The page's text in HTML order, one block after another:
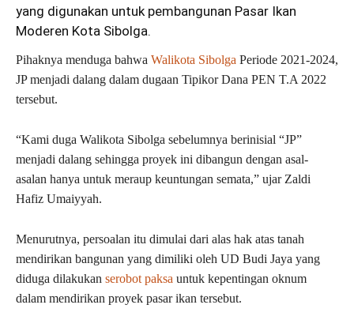
yang digunakan untuk pembangunan Pasar Ikan
Moderen Kota Sibolga.
Pihaknya menduga bahwa Walikota Sibolga Periode 2021-2024,
JP menjadi dalang dalam dugaan Tipikor Dana PEN T.A 2022
tersebut.
“Kami duga Walikota Sibolga sebelumnya berinisial “JP”
menjadi dalang sehingga proyek ini dibangun dengan asal-
asalan hanya untuk meraup keuntungan semata,” ujar Zaldi
Hafiz Umaiyyah.
Menurutnya, persoalan itu dimulai dari alas hak atas tanah
mendirikan bangunan yang dimiliki oleh UD Budi Jaya yang
diduga dilakukan serobot paksa untuk kepentingan oknum
dalam mendirikan proyek pasar ikan tersebut.